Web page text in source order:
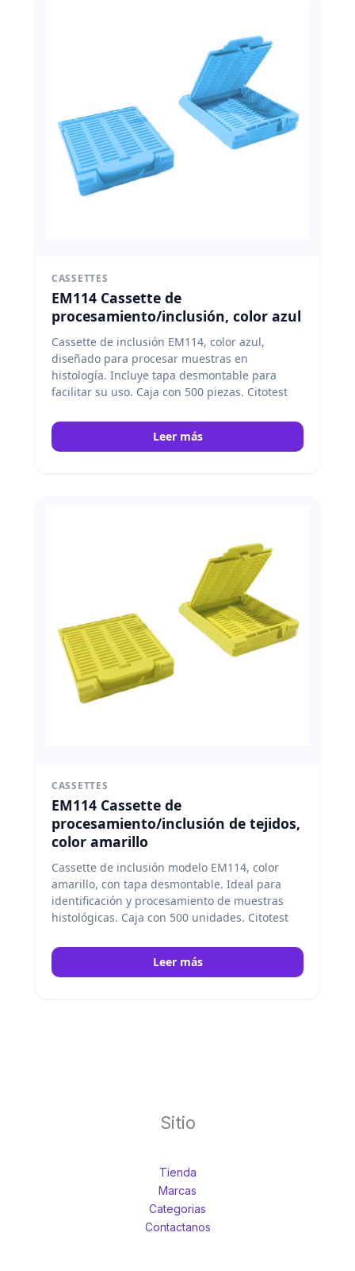
CASSETTES
EM114 Cassette de
procesamiento/inclusión, color azul
Cassette de inclusión EM114, color azul,
diseñado para procesar muestras en
histología. Incluye tapa desmontable para
facilitar su uso. Caja con 500 piezas. Citotest
Leer más
CASSETTES
EM114 Cassette de
procesamiento/inclusión de tejidos,
color amarillo
Cassette de inclusión modelo EM114, color
amarillo, con tapa desmontable. Ideal para
identificación y procesamiento de muestras
histológicas. Caja con 500 unidades. Citotest
Leer más
Sitio
Tienda
Marcas
Categorias
Contactanos